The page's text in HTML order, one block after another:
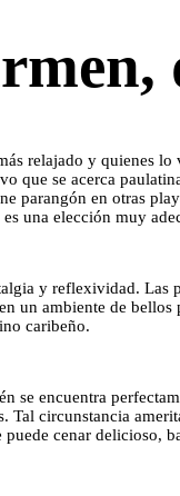
relajado y quienes
que se acerca
parangón en otras
una elección muy
y reflexividad.
un ambiente de
caribeño.
se encuentra
Tal circunstancia
cenar delicioso,